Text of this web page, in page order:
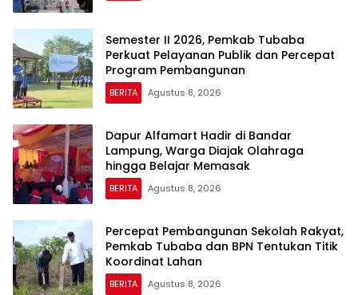
Semester II 2026, Pemkab Tubaba
Perkuat Pelayanan Publik dan Percepat
Program Pembangunan
BERITA Agustus 8, 2026
Dapur Alfamart Hadir di Bandar
Lampung, Warga Diajak Olahraga
hingga Belajar Memasak
BERITA Agustus 8, 2026
Percepat Pembangunan Sekolah Rakyat,
Pemkab Tubaba dan BPN Tentukan Titik
Koordinat Lahan
BERITA Agustus 8, 2026